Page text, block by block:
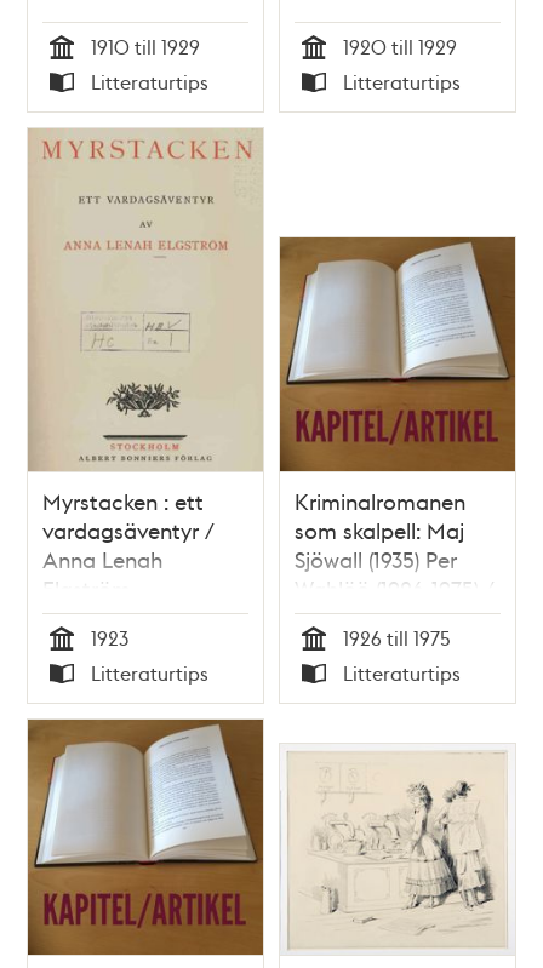
Tid
1910 till 1929
Typ
Litteraturtips Tid
1920 till 1929
Typ
Litteraturtips
Myrstacken : ett
vardagsäventyr /
Anna Lenah
Elgström
Tid
1923
Typ
Litteraturtips
Kriminalromanen
som skalpell: Maj
Sjöwall (1935) Per
Wahlöö (1926-1975) /
Bo Lundin
Tid
1926 till 1975
Typ
Litteraturtips